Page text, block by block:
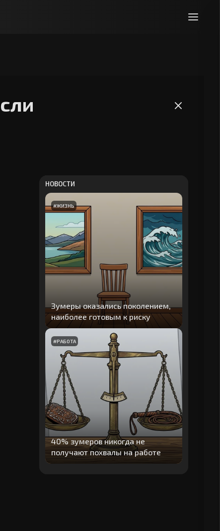
НОВОСТИ
#ЖИЗНЬ
Зумеры оказались поколением,
наиболее готовым к риску
#РАБОТА
40% зумеров никогда не
получают похвалы на работе